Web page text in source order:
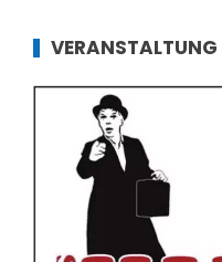
VERANSTALTUNG